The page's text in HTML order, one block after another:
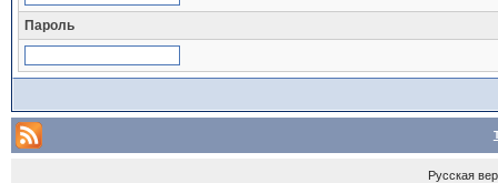
Пароль
Русская